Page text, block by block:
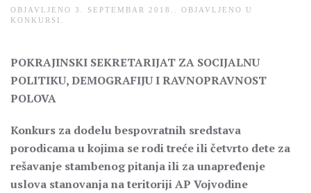
OBJAVLJENO 3. SEPTEMBAR 2018.
. OBJAVLJENO U
KONKURSI
POKRAJINSKI SEKRETARIJAT ZA SOCIJALNU
POLITIKU, DEMOGRAFIJU I RAVNOPRAVNOST
POLOVA
Konkurs za dodelu bespovratnih sredstava
porodicama u kojima se rodi treće ili četvrto dete za
rešavanje stambenog pitanja ili za unapređenje
uslova stanovanja na teritoriji AP Vojvodine